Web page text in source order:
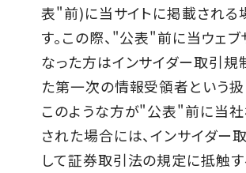
表"前)に当サイトに掲載される
す。この際、"公表"前に当ウェ
なった方はインサイダー取引規
た第一次の情報受領者という扱
このような方が"公表"前に当
された場合には、インサイダー
して証券取引法の規定に抵触